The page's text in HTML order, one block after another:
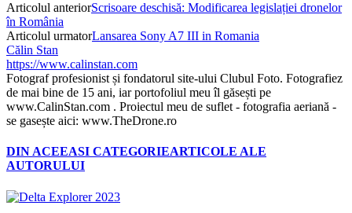
Articolul anteriorScrisoare deschisă: Modificarea legislației dronelor
în România
Articolul urmatorLansarea Sony A7 III in Romania
Călin Stan
https://www.calinstan.com
Fotograf profesionist și fondatorul site-ului Clubul Foto. Fotografiez
de mai bine de 15 ani, iar portofoliul meu îl găsești pe
www.CalinStan.com . Proiectul meu de suflet - fotografia aeriană -
se gasește aici: www.TheDrone.ro
DIN ACEEASI CATEGORIEARTICOLE ALE
AUTORULUI